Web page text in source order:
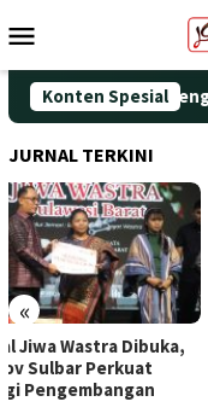
ke
Mobile
Konten Spesial
HUT ke-25 dengan
JURNAL TERKINI
«
Lengkapi Struktur
OPD, Gubernur Sulbar
Wawancara Job Fit 16